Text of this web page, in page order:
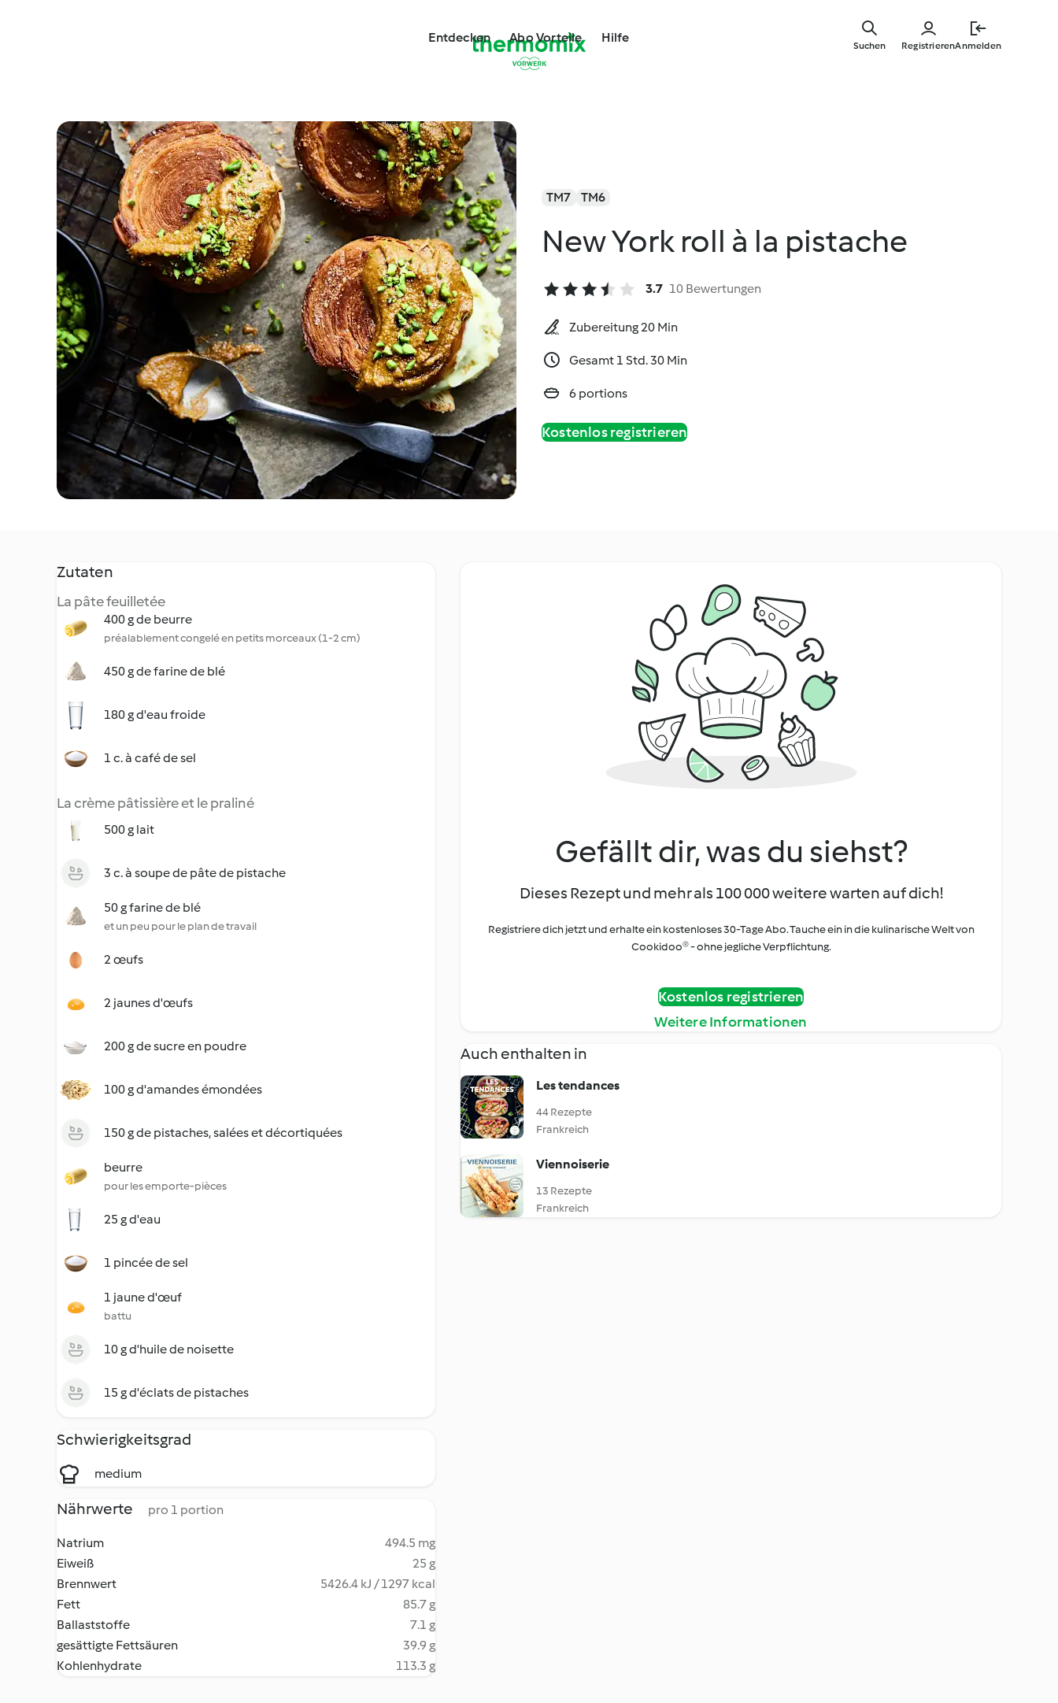
Entdecken Abo Vorteile Hilfe
RegistrierenAnmelden
Suchen
TM7 TM6
New York roll à la pistache
3.7 10 Bewertungen
Zubereitung 20 Min
Gesamt 1 Std. 30 Min
6 portions
Kostenlos registrieren
Zutaten
La pâte feuilletée
400 g de beurre
préalablement congelé en petits morceaux (1-2 cm)
450 g de farine de blé
180 g d'eau froide
1 c. à café de sel
La crème pâtissière et le praliné
500 g lait
3 c. à soupe de pâte de pistache
50 g farine de blé
et un peu pour le plan de travail
2 œufs
2 jaunes d'œufs
200 g de sucre en poudre
100 g d'amandes émondées
150 g de pistaches, salées et décortiquées
beurre
pour les emporte-pièces
25 g d'eau
1 pincée de sel
1 jaune d'œuf
battu
10 g d'huile de noisette
15 g d'éclats de pistaches
Schwierigkeitsgrad
medium
Nährwerte pro 1 portion
Natrium
494.5 mg
Eiweiß
25 g
Brennwert
5426.4 kJ / 1297 kcal
Fett
85.7 g
Ballaststoffe
7.1 g
gesättigte Fettsäuren
39.9 g
Kohlenhydrate
113.3 g
Gefällt dir, was du siehst?
Dieses Rezept und mehr als 100 000 weitere warten auf dich!
Registriere dich jetzt und erhalte ein kostenloses 30-Tage Abo. Tauche ein in die kulinarische Welt von
Cookidoo® - ohne jegliche Verpflichtung.
Kostenlos registrieren
Weitere Informationen
Auch enthalten in
Les tendances
44 Rezepte
Frankreich
Viennoiserie
13 Rezepte
Frankreich